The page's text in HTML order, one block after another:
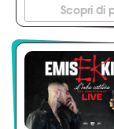
Scopri di